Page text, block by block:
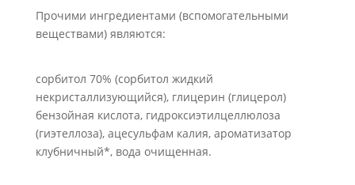
Прочими ингредиентами (вспомогательными
веществами) являются:
сорбитол 70% (сорбитол жидкий
некристаллизующийся), глицерин (глицерол)
бензойная кислота, гидроксиэтилцеллюлоза
(гиэтеллоза), ацесульфам калия, ароматизатор
клубничный*, вода очищенная.